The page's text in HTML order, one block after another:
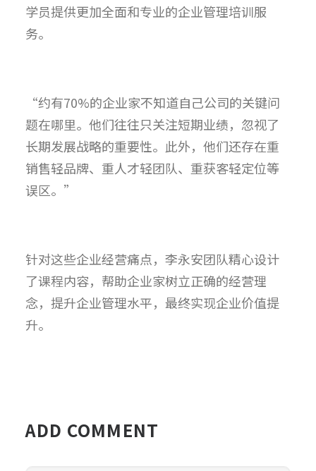
学员提供更加全面和专业的企业管理培训服
务。
“约有70%的企业家不知道自己公司的关键问
题在哪里。他们往往只关注短期业绩，忽视了
长期发展战略的重要性。此外，他们还存在重
销售轻品牌、重人才轻团队、重获客轻定位等
误区。”
针对这些企业经营痛点，李永安团队精心设计
了课程内容，帮助企业家树立正确的经营理
念，提升企业管理水平，最终实现企业价值提
升。
ADD COMMENT